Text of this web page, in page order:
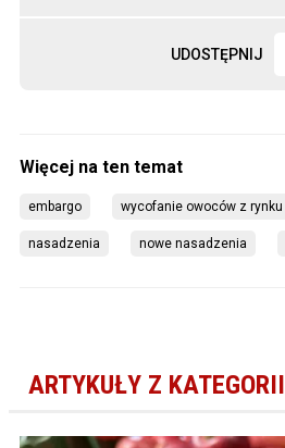
UDOSTĘPNIJ
embargo wycofanie owoców z rynku
nasadzenia nowe nasadzenia
ARTYKUŁY Z KATEGORII